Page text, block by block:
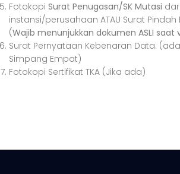
Fotokopi Surat Penugasan/SK Mutasi dari
instansi/perusahaan ATAU Surat
(Wajib menunjukkan dokumen ASLI saat
Surat Pernyataan Kebenaran Data. (ada
Simpang Empat)
Fotokopi Sertifikat TKA (Jika ada)